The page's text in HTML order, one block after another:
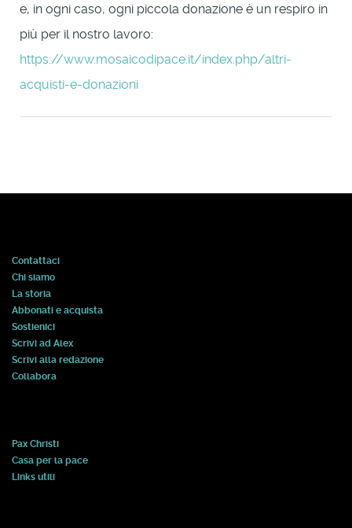
e, in ogni caso, ogni piccola donazione è un respiro in
più per il nostro lavoro:
https://www.mosaicodipace.it/index.php/altri-
acquisti-e-donazioni
Contattaci
Chi siamo
La storia
Abbonati e acquista
Sostienici
Scrivi ad Alex
Scrivi alla redazione
Collabora
Pax Christi
Casa per la pace
Links utili